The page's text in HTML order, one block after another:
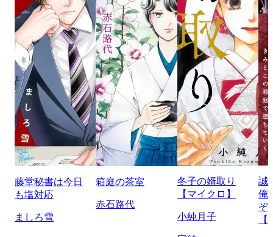
藤堂秘書は今日
も塩対応
ましろ雪
箱庭の茶室
赤石路代
冬子の婿取り
【マイクロ】
小純月子
誠
俺
ぞ